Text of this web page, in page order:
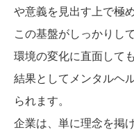
や意義を見出す上で極
この基盤がしっかりし
環境の変化に直面して
結果としてメンタルヘ
られます。
企業は、単に理念を掲